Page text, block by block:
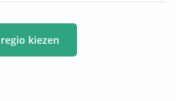
kiezen